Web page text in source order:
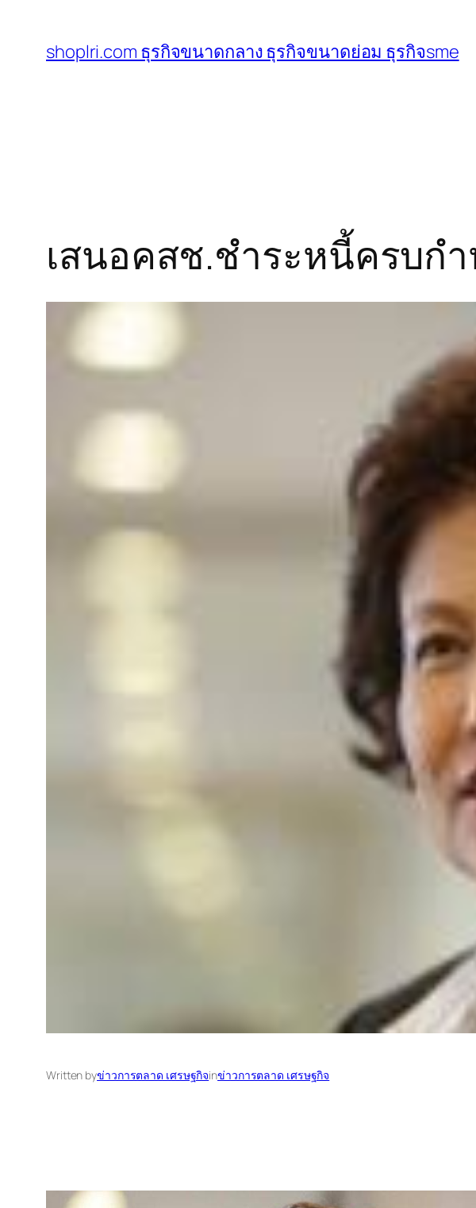
shoplri.com ธุรกิจขนาดกลาง ธุรกิจขนาดย่อม ธุรกิจsme
เสนอคสช.ชำระหนี้ครบก
Written byข่าวการตลาด เศรษฐกิจinข่าวการตลาด เศรษฐกิจ